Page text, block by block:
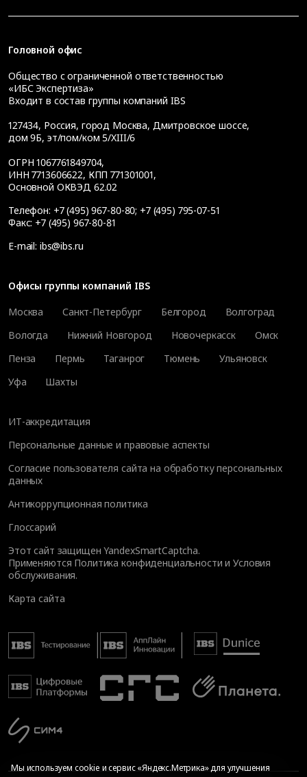
Головной офис
Общество с ограниченной ответственностью
«ИБС Экспертиза»
Входит в состав группы компаний IBS
127434, Россия, город Москва, Дмитровское шоссе,
дом 9Б, эт/пом/ком 5/XIII/6
ОГРН 1067761849704,
ИНН 7713606622, КПП 771301001,
Основной ОКВЭД 62.02
Телефон: +7 (495) 967-80-80; +7 (495) 795-07-51
Факс: +7 (495) 967-80-81
E-mail: ibs@ibs.ru
Офисы группы компаний IBS
Москва
Санкт-Петербург Белгород
Волгоград
Вологда
Нижний Новгород Новочеркасск
Омск
Пенза
Пермь Таганрог Тюмень
Ульяновск
Уфа
Шахты
ИТ-аккредитация
Персональные данные и правовые аспекты
Согласие пользователя сайта на обработку персональных
данных
Антикоррупционная политика
Глоссарий
Этот сайт защищен YandexSmartCaptcha.
Применяются Политика конфиденциальности иУсловия
обслуживания.
Карта сайта
Мы используем cookie и сервис «Яндекс.Метрика» для улучшения